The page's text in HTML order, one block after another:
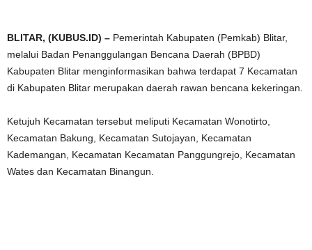
BLITAR, (KUBUS.ID) – Pemerintah Kabupaten (Pemkab) Blitar,
melalui Badan Penanggulangan Bencana Daerah (BPBD)
Kabupaten Blitar menginformasikan bahwa terdapat 7 Kecamatan
di Kabupaten Blitar merupakan daerah rawan bencana kekeringan.
Ketujuh Kecamatan tersebut meliputi Kecamatan Wonotirto,
Kecamatan Bakung, Kecamatan Sutojayan, Kecamatan
Kademangan, Kecamatan Kecamatan Panggungrejo, Kecamatan
Wates dan Kecamatan Binangun.